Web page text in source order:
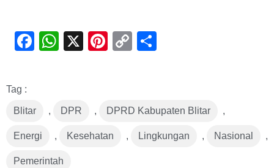
Facebook
WhatsApp
X Pinterest
Copy
Tag :
Blitar , DPR , DPRD Kabupaten Blitar ,
Energi , Kesehatan , Lingkungan , Nasional ,
Pemerintah